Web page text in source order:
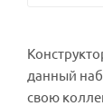
данный
свою